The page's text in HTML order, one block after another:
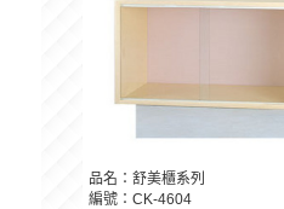
品名：舒美櫃系列
編號：CK-4604